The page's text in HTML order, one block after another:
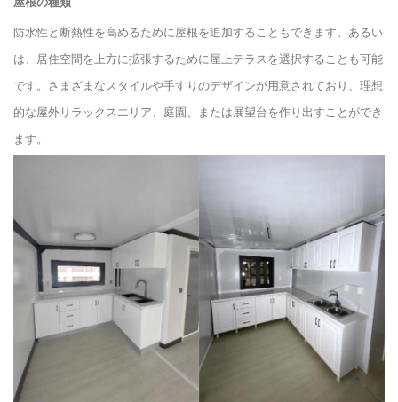
防水性と断熱性を高めるために屋根を追加することもできます。あるい
は、居住空間を上方に拡張するために屋上テラスを選択することも可能
です。さまざまなスタイルや手すりのデザインが用意されており、理想
的な屋外リラックスエリア、庭園、または展望台を作り出すことができ
ます。